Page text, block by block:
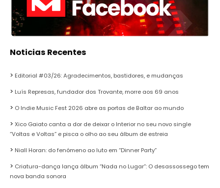
Noticias Recentes
Editorial #03/26: Agradecimentos, bastidores, e mudanças
Luís Represas, fundador dos Trovante, morre aos 69 anos
O Indie Music Fest 2026 abre as portas de Baltar ao mundo
Xico Gaiato canta a dor de deixar o Interior no seu novo single
“Voltas e Voltas” e pisca o olho ao seu álbum de estreia
Niall Horan: do fenómeno ao luto em “Dinner Party”
Criatura-dança lança álbum “Nada no Lugar”: O desassossego tem
nova banda sonora